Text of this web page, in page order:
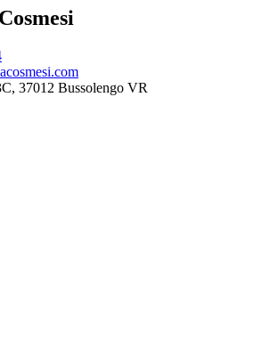
37012 Bussolengo VR